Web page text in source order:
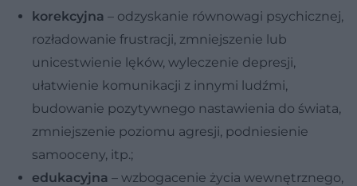
korekcyjna – odzyskanie równowagi psychicznej,
rozładowanie frustracji, zmniejszenie lub
unicestwienie lęków, wyleczenie depresji,
ułatwienie komunikacji z innymi ludźmi,
budowanie pozytywnego nastawienia do świata,
zmniejszenie poziomu agresji, podniesienie
samooceny, itp.;
edukacyjna – wzbogacenie życia wewnętrznego,